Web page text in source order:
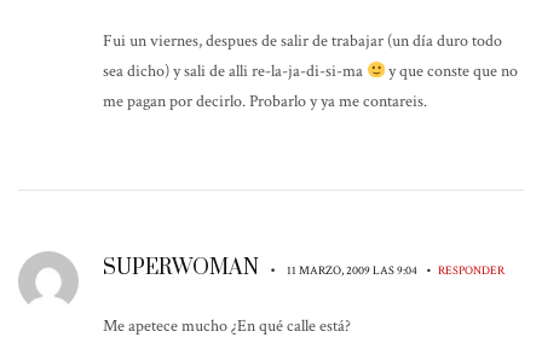
Fui un viernes, despues de salir de trabajar (un día duro todo
sea dicho) y sali de alli re-la-ja-di-si-ma
y que conste que no
me pagan por decirlo. Probarlo y ya me contareis.
SUPERWOMAN • 11 MARZO, 2009 LAS 9:04 • RESPONDER
Me apetece mucho ¿En qué calle está?